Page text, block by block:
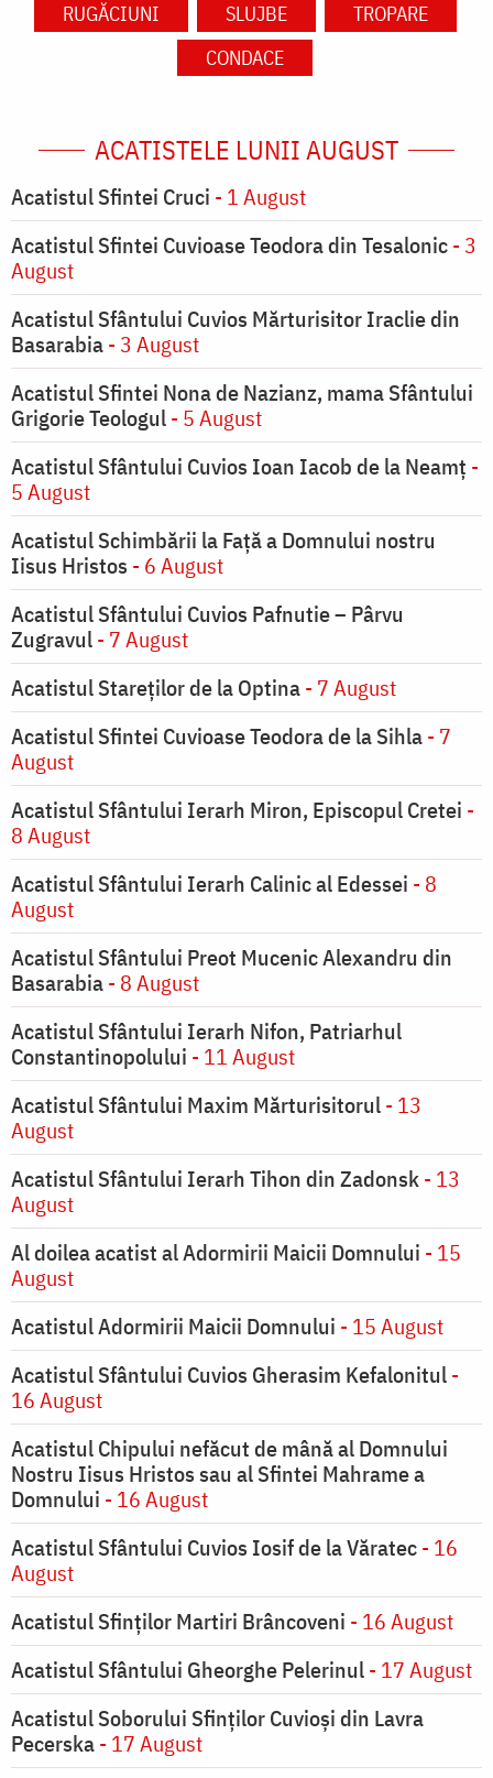
RUGĂCIUNI
SLUJBE
TROPARE
CONDACE
ACATISTELE LUNII AUGUST
Acatistul Sfintei Cruci - 1 August
Acatistul Sfintei Cuvioase Teodora din Tesalonic- 3
August
Acatistul Sfântului Cuvios Mărturisitor Iraclie din
Basarabia- 3 August
Acatistul Sfintei Nona de Nazianz, mama Sfântului
Grigorie Teologul- 5 August
Acatistul Sfântului Cuvios Ioan Iacob de la Neamț -
5 August
Acatistul Schimbării la Faţă a Domnului nostru
Iisus Hristos - 6 August
Acatistul Sfântului Cuvios Pafnutie – Pârvu
Zugravul- 7 August
Acatistul Stareţilor de la Optina- 7 August
Acatistul Sfintei Cuvioase Teodora de la Sihla- 7
August
Acatistul Sfântului Ierarh Miron, Episcopul Cretei -
8 August
Acatistul Sfântului Ierarh Calinic al Edessei - 8
August
Acatistul Sfântului Preot Mucenic Alexandru din
Basarabia- 8 August
Acatistul Sfântului Ierarh Nifon, Patriarhul
Constantinopolului - 11 August
Acatistul Sfântului Maxim Mărturisitorul- 13
August
Acatistul Sfântului Ierarh Tihon din Zadonsk- 13
August
Al doilea acatist al Adormirii Maicii Domnului - 15
August
Acatistul Adormirii Maicii Domnului - 15 August
Acatistul Sfântului Cuvios Gherasim Kefalonitul-
16 August
Acatistul Chipului nefăcut de mână al Domnului
Nostru Iisus Hristos sau al Sfintei Mahrame a
Domnului - 16 August
Acatistul Sfântului Cuvios Iosif de la Văratec- 16
August
Acatistul Sfinților Martiri Brâncoveni - 16 August
Acatistul Sfântului Gheorghe Pelerinul- 17 August
Acatistul Soborului Sfinților Cuvioși din Lavra
Pecerska- 17 August